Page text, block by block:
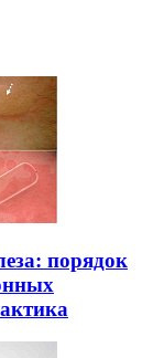
порядок